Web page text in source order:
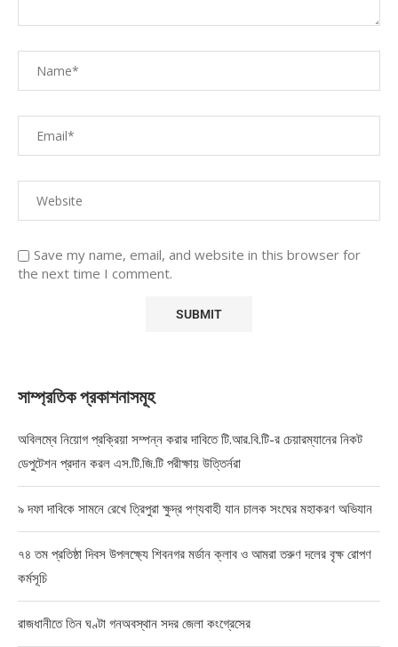
Save my name, email, and website in this browser for
the next time I comment.
সাম্প্রতিক প্রকাশনাসমূহ
অবিলম্বে নিয়োগ প্রক্রিয়া সম্পন্ন করার দাবিতে টি.আর.বি.টি-র চেয়ারম্যানের নিকট
ডেপুটেশন প্রদান করল এস.টি.জি.টি পরীক্ষায় উত্তির্নরা
৯ দফা দাবিকে সামনে রেখে ত্রিপুরা ক্ষুদ্র পণ্যবাহী যান চালক সংঘের মহাকরণ অভিযান
৭৪ তম প্রতিষ্ঠা দিবস উপলক্ষ্যে শিবনগর মর্ডান ক্লাব ও আমরা তরুণ দলের বৃক্ষ রোপণ
কর্মসূচি
রাজধানীতে তিন ঘণ্টা গনঅবস্থান সদর জেলা কংগ্রেসের